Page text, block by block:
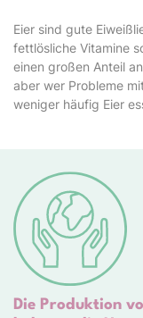
Eier sind gute
fettlösliche Vitamine
einen großen Anteil
aber wer Probleme
weniger häufig Eier
Die Produktion